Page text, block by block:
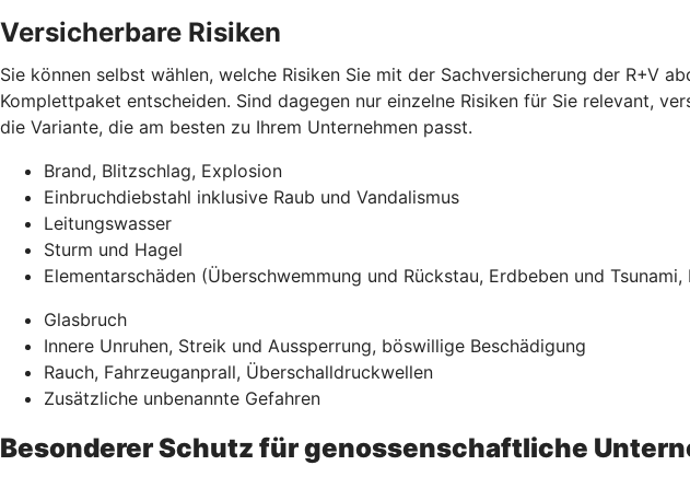
Versicherbare Risiken
Sie können selbst wählen, welche Risiken Sie mit der Sachversicherung der R+V
Komplettpaket entscheiden. Sind dagegen nur einzelne Risiken für Sie relevant,
die Variante, die am besten zu Ihrem Unternehmen passt.
Brand, Blitzschlag, Explosion
Einbruchdiebstahl inklusive Raub und Vandalismus
Leitungswasser
Sturm und Hagel
Elementarschäden (Überschwemmung und Rückstau, Erdbeben und
Glasbruch
Innere Unruhen, Streik und Aussperrung, böswillige Beschädigung
Rauch, Fahrzeuganprall, Überschalldruckwellen
Zusätzliche unbenannte Gefahren
Besonderer Schutz für genossenschaftliche